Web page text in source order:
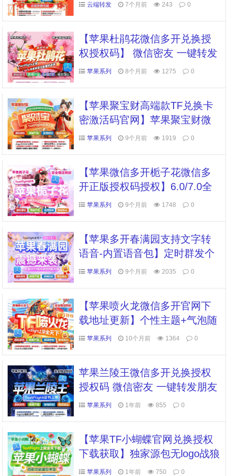
云端转发 7个月前 243 0
【苹果杜鹃花微信多开兑换授
权授权码】 微信密友 一键转发
朋友圈 语音转发 消息防撤回
苹果系列 8个月前 1275 0
【苹果聚宝财高端款TF兑换卡
密激活码官网】苹果聚宝财微
信多开软件自助卡密商城
苹果系列 9个月前 1919 0
【苹果微信多开栀子花微信多
开正版授权码授权】6.0/7.0全
球虚拟定位全球穿越发圈虚拟
苹果系列 9个月前 1748 0
【苹果多开春满园支持文字转
语音-内置语音包】定时群发个
性化美化功能秒抢红包
苹果系列 9个月前 2035 0
【苹果喷火龙微信多开官网下
载地址更新】个性主题+气泡随
意导入退群监控功能(群主使用)
苹果系列 10个月前 1364 0
苹果兰陵王微信多开兑换授权
授权码 微信密友 一键转发朋友
圈 语音转发 消息防撤回 全球
苹果系列 1年前 855 0
【苹果TF小蝴蝶官网兑换授权
下载获取】独家源包无logo战狼
同款功能一模一样支持群发转
苹果系列 1年前 750 0